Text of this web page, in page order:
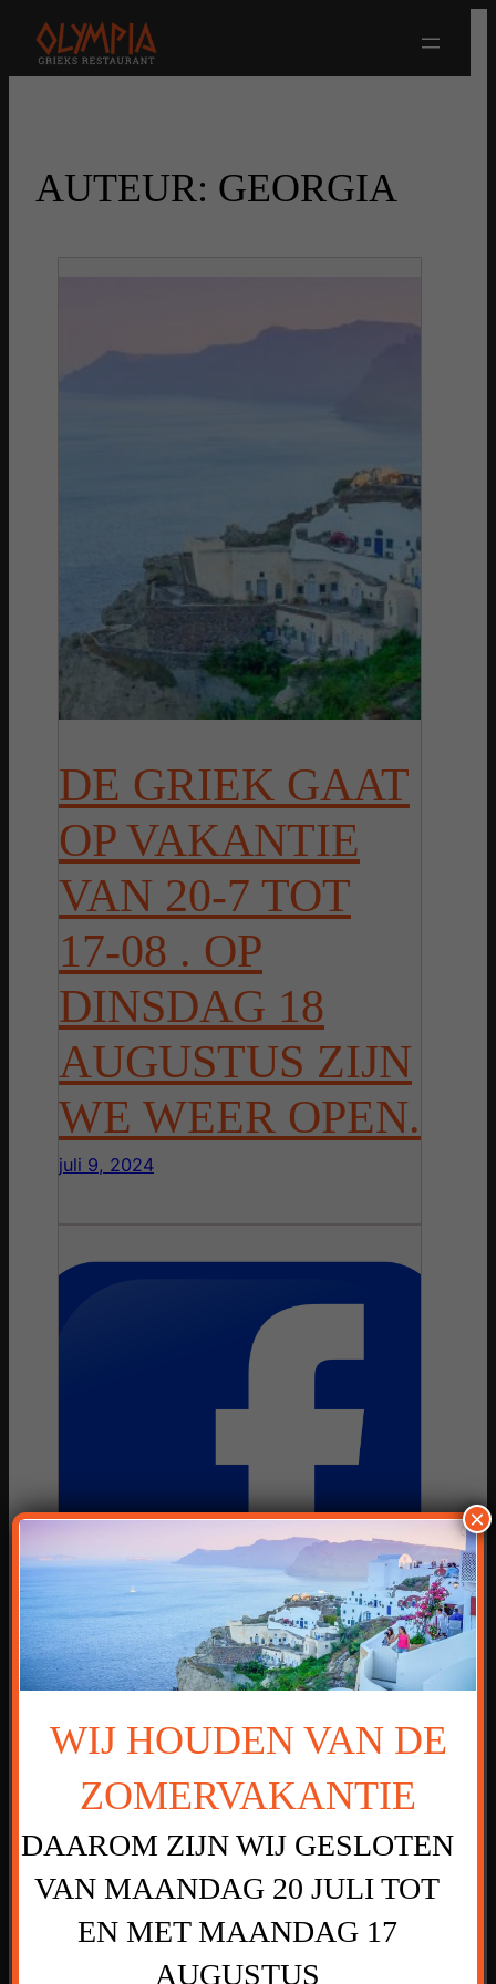
naar
de
AUTEUR: GEORGIA
DE GRIEK GAAT
OP VAKANTIE
VAN 20-7 TOT
17-08 . OP
DINSDAG 18
AUGUSTUS ZIJN
WE WEER OPEN.
juli 9, 2024
VOLG ONS OOK
OP FACEBOOK
VOOR WEEK
MENU’S EN
WIJ HOUDEN VAN DE
ZOMERVAKANTIE
DAAROM ZIJN WIJ GESLOTEN
VAN MAANDAG 20 JULI TOT
EN MET MAANDAG 17
AUGUSTUS
×